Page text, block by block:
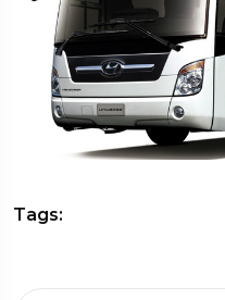
Tags: